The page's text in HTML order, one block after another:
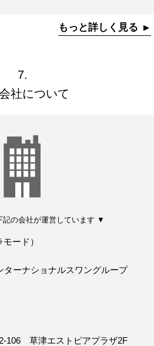
もっと詳しく見る
7.
社について
記の会社が運営しています
ード）
ターナショナルスワングループ
106 草津エストピアプラザ2F